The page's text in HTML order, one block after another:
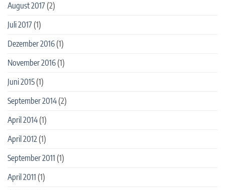
August 2017(2)
Juli 2017(1)
Dezember 2016(1)
November 2016(1)
Juni 2015(1)
September 2014(2)
April 2014(1)
April 2012(1)
September 2011 (1)
April 2011 (1)